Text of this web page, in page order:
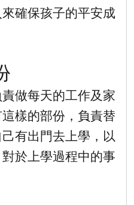
確保孩子的平安成
做每天的工作及家
樣的部份，負責替
有出門去上學，以
於上學過程中的事